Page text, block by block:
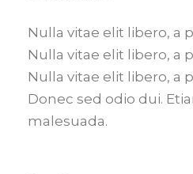
Nulla vitae elit libero, a
Nulla vitae elit libero, a
Nulla vitae elit libero, a
Donec sed odio dui.
malesuada.